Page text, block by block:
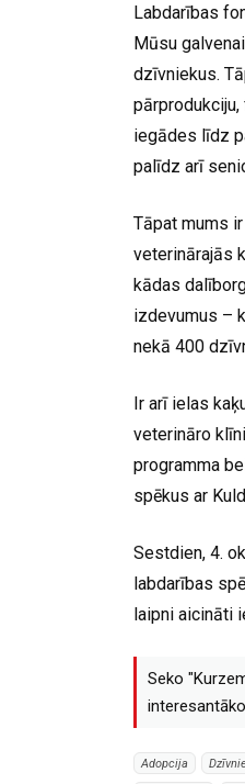
Labdarības
Mūsu
dzīvniekus.
iegādes līdz
palīdz arī
Tāpat mums
veterinārajās
kādas
izdevumus –
nekā 400
Ir arī ielas
veterināro
programma
spēkus ar
Sestdien, 4.
labdarības
laipni aicināti
Seko
Adopcija